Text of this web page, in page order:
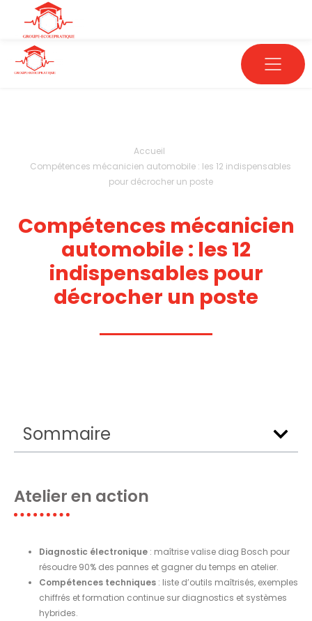
Accueil
Compétences mécanicien automobile : les 12 indispensables
pour décrocher un poste
Compétences mécanicien
automobile : les 12
indispensables pour
décrocher un poste
Sommaire
Atelier en action
Diagnostic électronique : maîtrise valise diag Bosch pour
résoudre 90% des pannes et gagner du temps en atelier.
Compétences techniques : liste d’outils maîtrisés, exemples
chiffrés et formation continue sur diagnostics et systèmes
hybrides.